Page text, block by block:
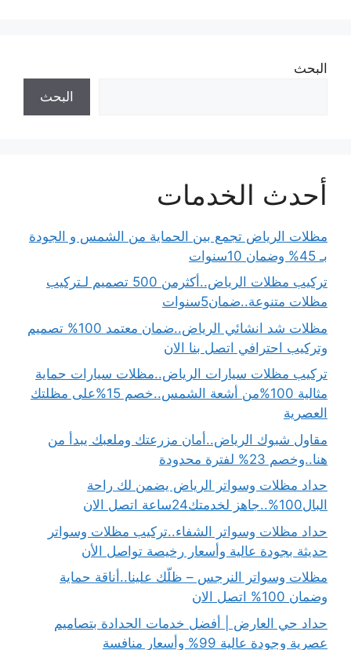
البحث
البحث
أحدث الخدمات
مظلات الرياض تجمع بين الحماية من الشمس و الجودة
بـ 45% وضمان 10سنوات
تركيب مظلات الرياض..أكثرمن 500 تصميم لـتركيب
مظلات متنوعة..ضمان5سنوات
مظلات شد انشائي الرياض..ضمان معتمد 100% تصميم
وتركيب احترافي اتصل بنا الان
تركيب مظلات سيارات الرياض..مظلات سيارات حماية
مثالية 100%من أشعة الشمس..خصم 15%على مظلتك
العصرية
مقاول شبوك الرياض..أمان مزرعتك وملعبك يبدأ من
هنا..وخصم 23% لفترة محدودة
حداد مظلات وسواتر الرياض يضمن لك راحة
البال100%..جاهز لخدمتك24ساعة اتصل الان
حداد مظلات وسواتر الشفاء..تركيب مظلات وسواتر
حديثة بجودة عالية وأسعار رخيصة تواصل الأن
مظلات وسواتر النرجس – ظلّك علينا..أناقة حماية
وضمان 100% اتصل الان
حداد حي العارض | أفضل خدمات الحدادة بتصاميم
عصرية وجودة عالية 99% وأسعار منافسة